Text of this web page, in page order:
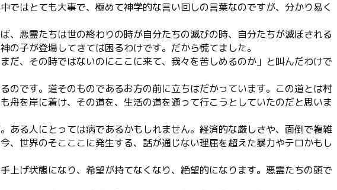
はとても大事で、極めて神学的な言い回しの言葉なのですが、分かり易く
、悪霊たちは世の終わりの時が自分たちの滅びの時、自分たちが滅ぼされる
子が登場してきては困るわけです。だから慌てました。
、その時ではないのにここに来て、我々を苦しめるのか」と叫んだわけで
のです。道そのものであるお方の前に立ちはだかっています。この道とは村
を岸に着け、その道を、生活の道を通って行こうとしていたのだと思いま
ある人にとっては病であるかもしれません。経済的な厳しさや、面倒で複雑
世界のそこここに発生する、話が通じない理屈を超えた暴力やテロかもし
げ状態になり、希望が持てなくなり、絶望的になります。悪霊たちの頭で